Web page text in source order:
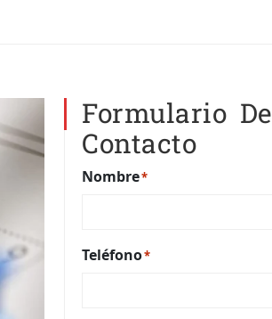
Formulario De
Contacto
Nombre*
Teléfono*